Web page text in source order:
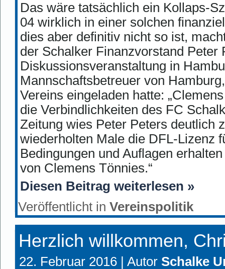
Das wäre tatsächlich ein Kollaps-
04 wirklich in einer solchen
dies aber definitiv nicht so ist,
der Schalker Finanzvorstand
Diskussionsveranstaltung in
Mannschaftsbetreuer von
Vereins eingeladen hatte:
die Verbindlichkeiten des FC
Zeitung wies Peter Peters deutlich
wiederholten Male die DFL-Lizenz
Bedingungen und Auflagen
von Clemens Tönnies.“
Diesen Beitrag weiterlesen »
Veröffentlicht in Vereinspolitik
Herzlich willkommen,
22. Februar 2016 | Autor Schalke